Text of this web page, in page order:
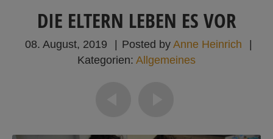
DIE ELTERN LEBEN ES VOR
08. August, 2019 | Posted by Anne Heinrich
|
Kategorien: Allgemeines